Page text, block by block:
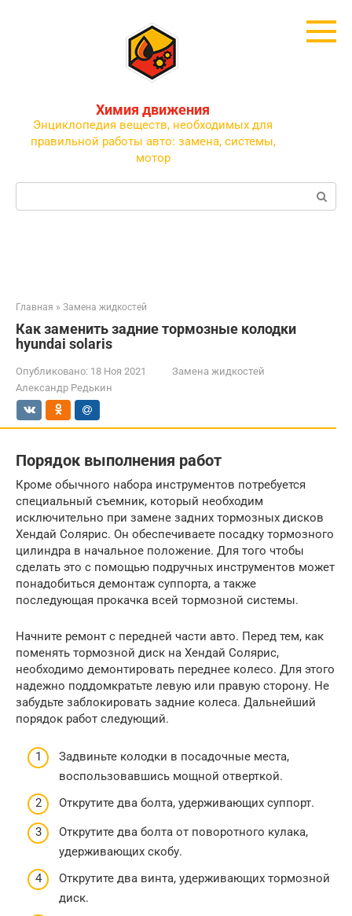
Химия движения
Энциклопедия веществ, необходимых для
правильной работы авто: замена, системы,
мотор
Поиск:
Главная » Замена жидкостей
Как заменить задние тормозные колодки
hyundai solaris
Опубликовано: 18 Ноя 2021
Замена жидкостей
Александр Редькин
Порядок выполнения работ
Кроме обычного набора инструментов потребуется
специальный съемник, который необходим
исключительно при замене задних тормозных дисков
Хендай Солярис. Он обеспечиваете посадку тормозного
цилиндра в начальное положение. Для того чтобы
сделать это с помощью подручных инструментов может
понадобиться демонтаж суппорта, а также
последующая прокачка всей тормозной системы.
Начните ремонт с передней части авто. Перед тем, как
поменять тормозной диск на Хендай Солярис,
необходимо демонтировать переднее колесо. Для этого
надежно поддомкратьте левую или правую сторону. Не
забудьте заблокировать задние колеса. Дальнейший
порядок работ следующий.
Задвиньте колодки в посадочные места,
воспользовавшись мощной отверткой.
Открутите два болта, удерживающих суппорт.
Открутите два болта от поворотного кулака,
удерживающих скобу.
Открутите два винта, удерживающих тормозной
диск.